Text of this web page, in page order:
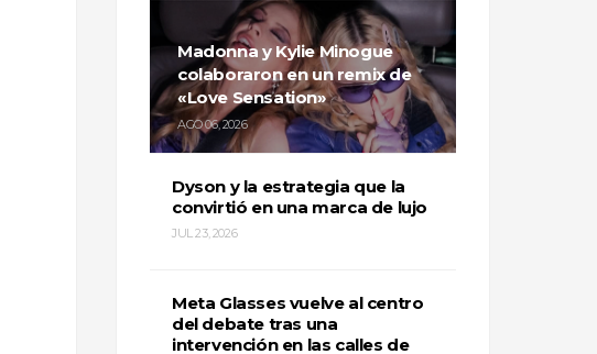
Madonna y Kylie Minogue
colaboraron en un remix de
«Love Sensation»
AGO 06, 2026
Dyson y la estrategia que la
convirtió en una marca de lujo
JUL 23, 2026
Meta Glasses vuelve al centro
del debate tras una
intervención en las calles de